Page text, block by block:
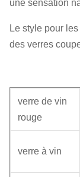
une sensation
Le style pour
des verres
verre de vin
rouge
verre à vin